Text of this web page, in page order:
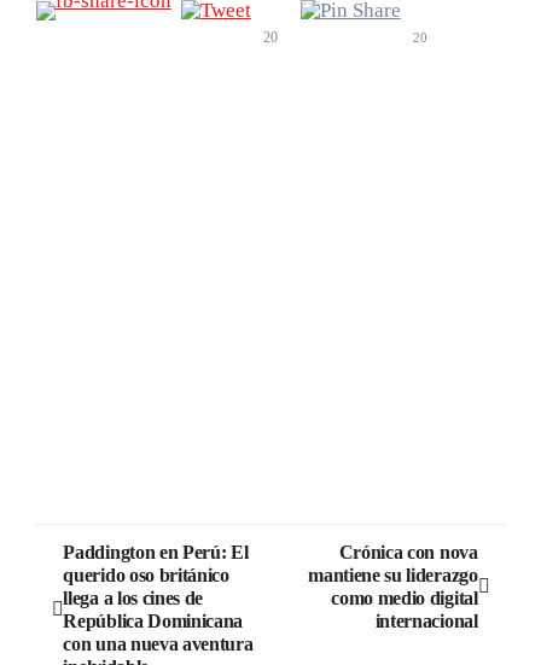
20 20
Paddington en Perú: El
querido oso británico
llega a los cines de
República Dominicana
con una nueva aventura
Crónica con nova
mantiene su liderazgo
como medio digital
internacional